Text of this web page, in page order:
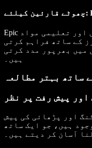
Epic جیسی ایپس بچوں کی کتابیں اور تعلیمی مواد
کے ساتھ فراہم کرتی
میں بھرپور مدد کرتی
ہیں۔
ساتھ بہتر مطالعہ
اور پیش رفت پر نظر
اور پڑھائی کی پیش
ہیں، جو ایک ساتھ
آسان کر دیتے ہیں۔